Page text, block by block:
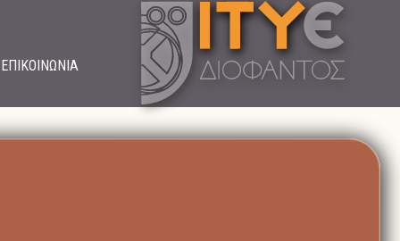
ΕΠΙΚΟΙΝΩΝΙΑ